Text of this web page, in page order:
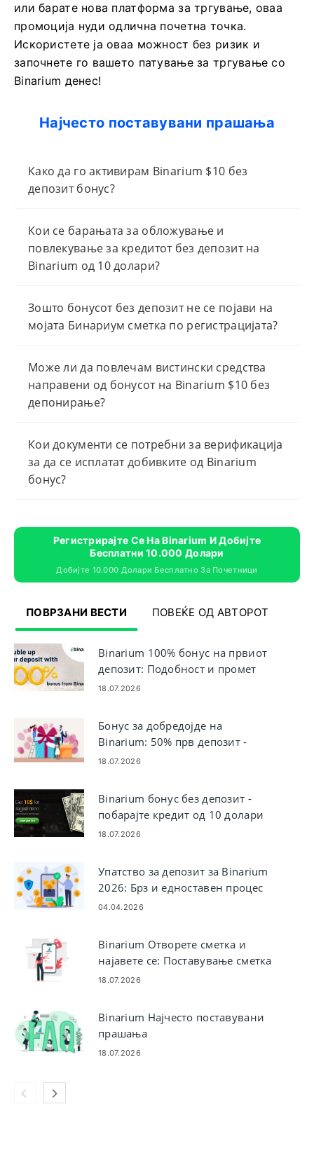
или барате нова платформа за тргување, оваа
промоција нуди одлична почетна точка.
Искористете ја оваа можност без ризик и
започнете го вашето патување за тргување со
Binarium денес!
Најчесто поставувани прашања
Како да го активирам Binarium $10 без
депозит бонус?
Кои се барањата за обложување и
повлекување за кредитот без депозит на
Binarium од 10 долари?
Зошто бонусот без депозит не се појави на
мојата Бинариум сметка по регистрацијата?
Може ли да повлечам вистински средства
направени од бонусот на Binarium $10 без
депонирање?
Кои документи се потребни за верификација
за да се исплатат добивките од Binarium
бонус?
Регистрирајте Се На Binarium И Добијте
Бесплатни 10.000 Долари
Добијте 10.000 Долари Бесплатно За Почетници
ПОВРЗАНИ ВЕСТИ ПОВЕЌЕ ОД АВТОРОТ
Binarium 100% бонус на првиот
депозит: Подобност и промет
18.07.2026
Бонус за добредојде на
Binarium: 50% прв депозит -
Подобност и правила
18.07.2026
Binarium бонус без депозит -
побарајте кредит од 10 долари
за бесплатна трговија
18.07.2026
Упатство за депозит за Binarium
2026: Брз и едноставен процес
на финансирање
04.04.2026
Binarium Отворете сметка и
најавете се: Поставување сметка
и пристап
18.07.2026
Binarium Најчесто поставувани
прашања
18.07.2026